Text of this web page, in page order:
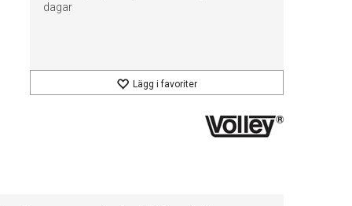
dagar
Lägg i favoriter